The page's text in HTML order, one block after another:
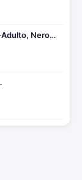
Adulto, Nero…